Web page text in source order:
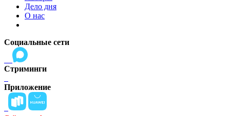
Дело дня
О нас
Социальные сети
Стриминги
Приложение